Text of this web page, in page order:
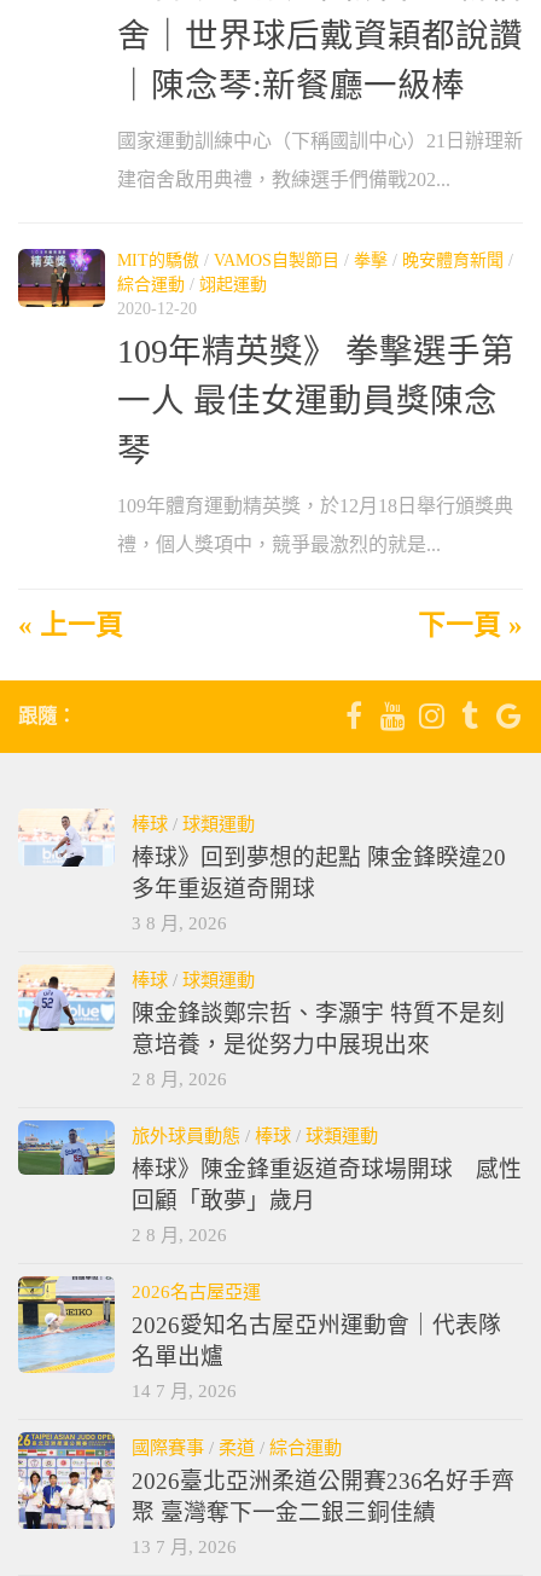
舍｜世界球后戴資穎都說讚
｜陳念琴:新餐廳一級棒
國家運動訓練中心（下稱國訓中心）21日辦理新
建宿舍啟用典禮，教練選手們備戰202...
MIT的驕傲 / VAMOS自製節目 / 拳擊 / 晚安體育新聞 /
綜合運動 / 翊起運動
2020-12-20
109年精英獎》 拳擊選手第
一人 最佳女運動員獎陳念
琴
109年體育運動精英獎，於12月18日舉行頒獎典
禮，個人獎項中，競爭最激烈的就是...
« 上一頁 下一頁 »
跟隨：
棒球 / 球類運動
棒球》回到夢想的起點 陳金鋒睽違20
多年重返道奇開球
3 8 月, 2026
棒球 / 球類運動
陳金鋒談鄭宗哲、李灝宇 特質不是刻
意培養，是從努力中展現出來
2 8 月, 2026
旅外球員動態 / 棒球 / 球類運動
棒球》陳金鋒重返道奇球場開球 感性
回顧「敢夢」歲月
2 8 月, 2026
2026名古屋亞運
2026愛知名古屋亞州運動會｜代表隊
名單出爐
14 7 月, 2026
國際賽事 / 柔道 / 綜合運動
2026臺北亞洲柔道公開賽236名好手齊
聚 臺灣奪下一金二銀三銅佳績
13 7 月, 2026